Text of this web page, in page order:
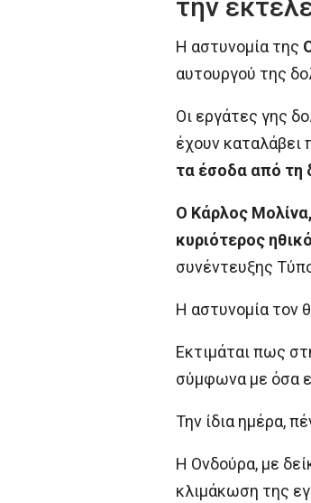
την
Η αστυνομία της
αυτουργού της
Οι εργάτες γης
έχουν καταλάβει
τα έσοδα από τη
Ο Κάρλος
κυριότερος
συνέντευξης
Η αστυνομία τον
Εκτιμάται πως
σύμφωνα με όσα
Την ίδια ημέρα,
Η Ονδούρα, με
κλιμάκωση της